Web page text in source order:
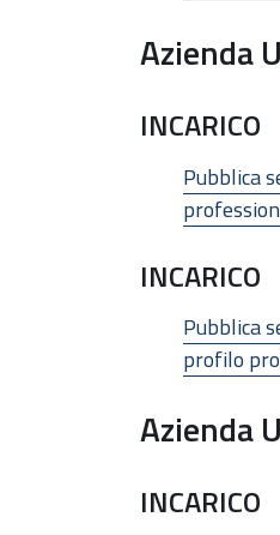
Azienda
INCARICO
Pubblica
INCARICO
Pubblica
profilo
Azienda
INCARICO